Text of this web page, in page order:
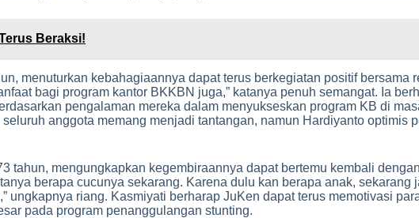
Beraksi!
menuturkan kebahagiaannya dapat terus berkegiatan positif bersama
bagi program kantor BKKBN juga,” katanya penuh semangat. Ia
pengalaman mereka dalam menyukseskan program KB di
anggota memang menjadi tantangan, namun Hardiyanto optimis
tahun, mengungkapkan kegembiraannya dapat bertemu kembali
berapa cucunya sekarang. Karena dulu kan berapa anak,
ungkapnya riang. Kasmiyati berharap JuKen dapat terus memotivasi
pada program penanggulangan stunting.